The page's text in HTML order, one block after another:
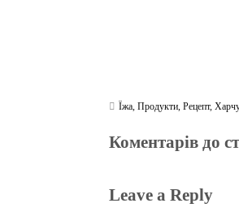
Їжа,Продукти,Рецепт,
Коментарів до
Leave a Reply